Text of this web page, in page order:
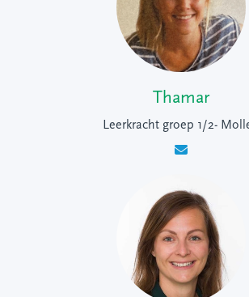
Thamar
Leerkracht groep 1/2-